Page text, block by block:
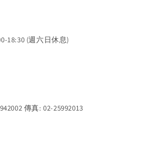
18:30 (週六日休息)
傳真: 02-25992013